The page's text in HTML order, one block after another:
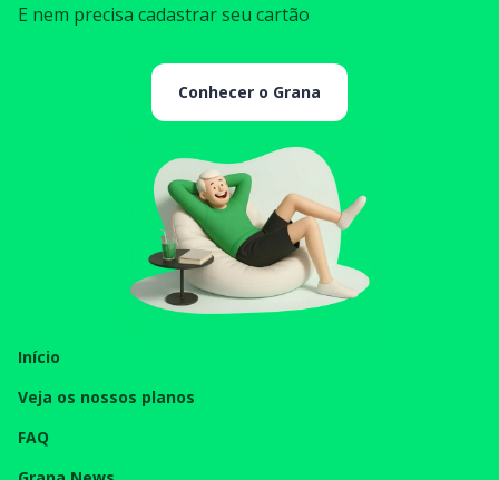
E nem precisa cadastrar seu cartão
Conhecer o Grana
Início
Veja os nossos planos
FAQ